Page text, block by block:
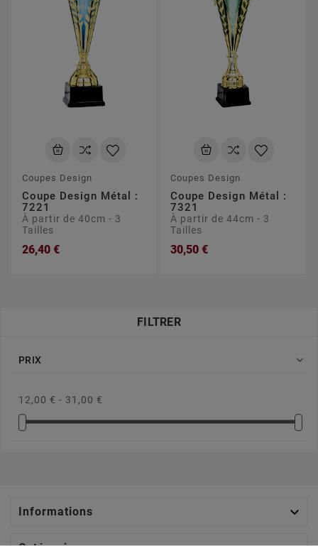
Coupes Design
Coupe Design Métal :
7221
À partir de 40cm - 3
Tailles
26,40 €
Coupes Design
Coupe Design Métal :
7321
À partir de 44cm - 3
Tailles
30,50 €
FILTRER
PRIX 
12,00 € - 31,00 €
Informations 